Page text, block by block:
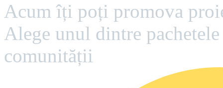
Acum îți poți promova
Alege unul dintre
comunității